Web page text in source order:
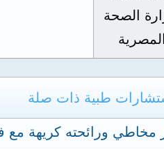
الصحة
المصرية
طبية ذات صلة
مخاطي ورائحته كريهة مع